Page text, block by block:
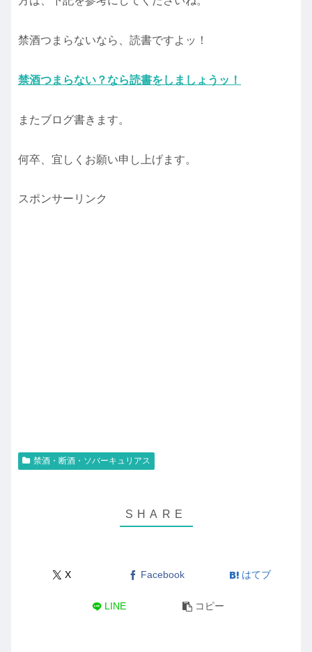
禁酒つまらないなら、読書ですよッ！
禁酒つまらない？なら読書をしましょうッ！
またブログ書きます。
何卒、宜しくお願い申し上げます。
スポンサーリンク
禁酒・断酒・ソバーキュリアス
X Facebook はてブ
LINE コピー